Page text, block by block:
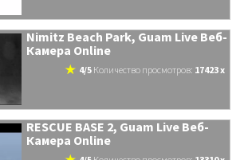
Nimitz Beach Park, Guam Live Веб-
Камера Online
4/5 количество просмотров: 17423 x
RESCUE BASE 2, Guam Live Веб-
Камера Online